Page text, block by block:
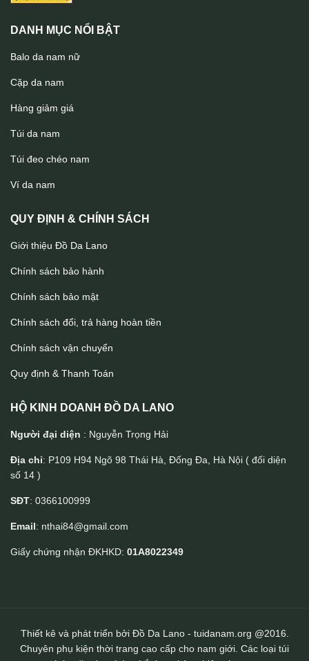
Cặp da nam Lano đeo chéo cầm tay CD43
DANH MỤC NỔI BẬT
Balo da nam nữ
Cặp da nam
Hàng giảm giá
Túi da nam
Túi đeo chéo nam
Ví da nam
QUY ĐỊNH & CHÍNH SÁCH
Giới thiệu Đồ Da Lano
Chính sách bảo hành
Chính sách bảo mật
Chính sách đổi, trả hàng hoàn tiền
Chính sách vận chuyển
Quy định & Thanh Toán
HỘ KINH DOANH ĐỒ DA LANO
Người đại diện : Nguyễn Trọng Hải
Địa chỉ: P109 H94 Ngõ 98 Thái Hà, Đống Đa, Hà Nội ( đối diện
số 14 )
SĐT: 0366100999
Email: nthai84@gmail.com
Giấy chứng nhận ĐKHKD: 01A8022349
Thiết kê và phát triển bởi Đồ Da Lano - tuidanam.org @2016.
Chuyên phụ kiện thời trang cao cấp cho nam giới. Các loại túi